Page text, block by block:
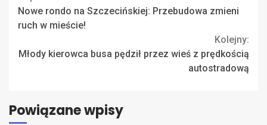
Reading
Nowe rondo na Szczecińskiej: Przebudowa zmieni
ruch w mieście!
Kolejny:
Młody kierowca busa pędził przez wieś z prędkością
autostradową
Powiązane wpisy